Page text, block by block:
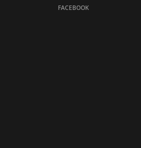
FACEBOOK